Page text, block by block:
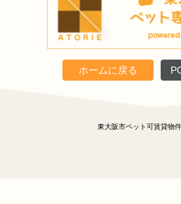
ホームに戻る
東大阪市ペット可賃貸物